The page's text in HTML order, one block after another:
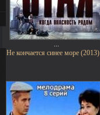
...
Не кончается синее море (2013)